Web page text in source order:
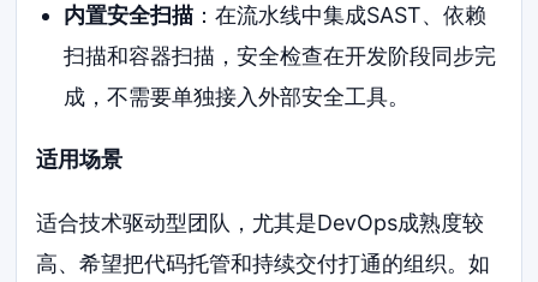
内置安全扫描：在流水线中集成SAST、依赖
扫描和容器扫描，安全检查在开发阶段同步完
成，不需要单独接入外部安全工具。
适用场景
适合技术驱动型团队，尤其是DevOps成熟度较
高、希望把代码托管和持续交付打通的组织。如